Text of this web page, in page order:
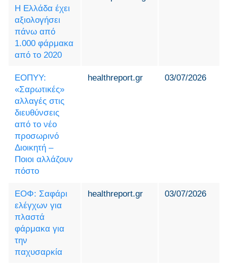
Η Ελλάδα έχει
αξιολογήσει
πάνω από
1.000 φάρμακα
από το 2020
ΕΟΠΥΥ:
«Σαρωτικές»
αλλαγές στις
διευθύνσεις
από το νέο
προσωρινό
Διοικητή –
Ποιοι αλλάζουν
πόστο
healthreport.gr 03/07/2026
ΕΟΦ: Σαφάρι
ελέγχων για
πλαστά
φάρμακα για
την
παχυσαρκία
healthreport.gr 03/07/2026